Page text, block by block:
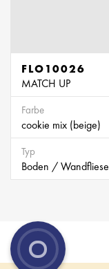
FLO10026
MATCH UP
Farbe
cookie mix (beige)
Typ
Boden / Wandfliese